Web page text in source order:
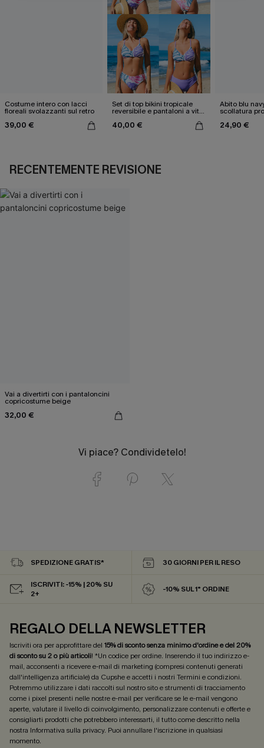
Costume intero con lacci
floreali svolazzanti sul retro
39,00 €
Set di top bikini tropicale
reversibile e pantaloni a vita
40,00 €
Abito blu
scollatura
24,90 €
RECENTEMENTE REVISIONE
Vai a divertirti con i pantaloncini
copricostume beige
32,00 €
Vi piace? Condividetelo!
SPEDIZIONE GRATIS* 30 GIORNI PER IL RESO
ISCRIVITI: -15% | 20% SU
2+
-10% SUL 1° ORDINE
REGALO DELLA NEWSLETTER
Iscriviti ora per approfittare del 15% di sconto senza minimo d'ordine e del 20%
di sconto su 2 o più articoli! *Un codice per ordine. Inserendo il tuo indirizzo e-
mail, acconsenti a ricevere e-mail di marketing (compresi contenuti generati
dall'intelligenza artificiale) da Cupshe e accetti i nostri Termini e condizioni.
Potremmo utilizzare i dati raccolti sul nostro sito e strumenti di tracciamento
come i pixel presenti nelle nostre e-mail per verificare se le e-mail vengono
aperte, valutare il livello di coinvolgimento, personalizzare contenuti e offerte e
consigliarti prodotti che potrebbero interessarti, il tutto come descritto nella
nostra Informativa sulla privacy. Puoi annullare l'iscrizione in qualsiasi
momento.